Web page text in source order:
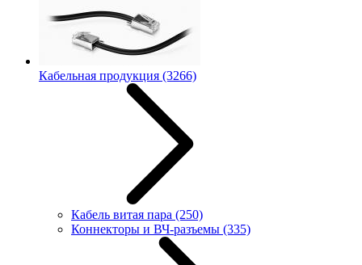
Кабельная продукция (3266)
Кабель витая пара (250)
Коннекторы и ВЧ-разъемы (335)